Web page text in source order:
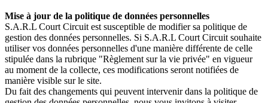
Mise à jour de la politique de données personnelles
S.A.R.L Court Circuit est susceptible de modifier sa politique de
gestion des données personnelles. Si S.A.R.L Court Circuit souhaite
utiliser vos données personnelles d'une manière différente de celle
stipulée dans la rubrique "Règlement sur la vie privée" en vigueur
au moment de la collecte, ces modifications seront notifiées de
manière visible sur le site.
Du fait des changements qui peuvent intervenir dans la politique de